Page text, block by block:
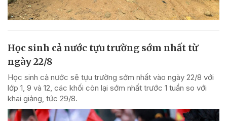
Học sinh cả nước tựu trường sớm nhất từ
ngày 22/8
Học sinh cả nước sẽ tựu trường sớm nhất vào ngày 22/8 với
lớp 1, 9 và 12, các khối còn lại sớm nhất trước 1 tuần so với
khai giảng, tức 29/8.